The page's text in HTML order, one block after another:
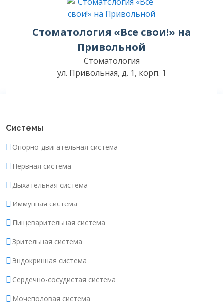
Стоматология «Все свои!» на
Привольной
Стоматология
ул. Привольная, д. 1, корп. 1
Системы
Опорно-двигательная система
Нервная система
Дыхательная система
Иммунная система
Пищеварительная система
Зрительная система
Эндокринная система
Сердечно-сосудистая система
Мочеполовая система